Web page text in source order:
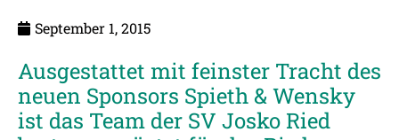
September 1, 2015
Ausgestattet mit feinster Tracht des
neuen Sponsors Spieth & Wensky
ist das Team der SV Josko Ried